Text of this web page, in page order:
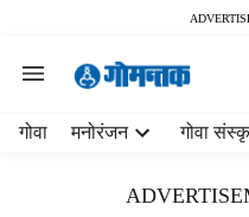
गोवा मनोरंजन गोवा